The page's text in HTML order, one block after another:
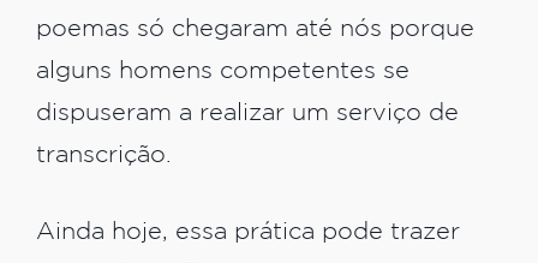
poemas só chegaram até nós porque
alguns homens competentes se
dispuseram a realizar um serviço de
transcrição.
Ainda hoje, essa prática pode trazer